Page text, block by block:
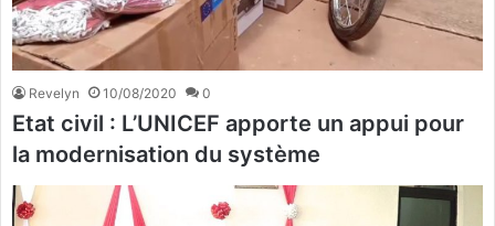
Revelyn 10/08/2020 0
Etat civil : L’UNICEF apporte un appui pour
la modernisation du système